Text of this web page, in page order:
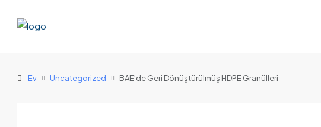
Ev Uncategorized BAE’de Geri Dönüştürülmüş HDPE Granülleri